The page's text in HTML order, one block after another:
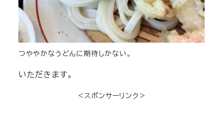
つややかなうどんに期待しかない。
いただきます。
＜スポンサーリンク＞